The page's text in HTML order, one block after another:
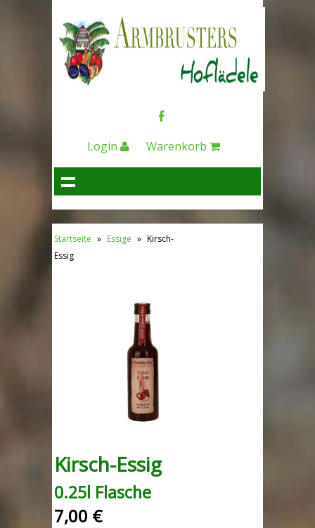
Login Warenkorb
Startseite » Essige » Kirsch-
Essig
Kirsch-Essig
0.25l Flasche
7,00 €